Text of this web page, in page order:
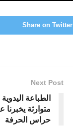
Share on Twitter
Next Post
الطباعة
متوارثة
حراس الحرفة